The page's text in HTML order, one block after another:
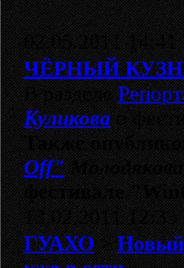
02.05.2011
ЧЁРНЫЙ
В разделе
Куликовао
Также
Off"Молодякова
фестивале
13.02.2011
ГУАХО>